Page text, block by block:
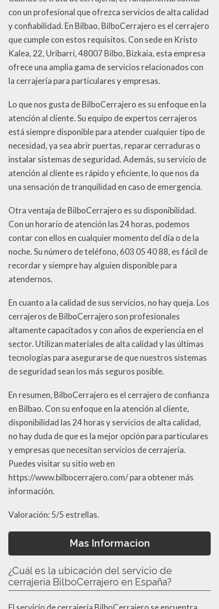
con un profesional que ofrezca servicios de alta calidad
y confiabilidad. En Bilbao, BilboCerrajero es el cerrajero
que cumple con estos requisitos. Con sede en Kristo
Kalea, 22, Uribarri, 48007 Bilbo, Bizkaia, esta empresa
ofrece una amplia gama de servicios relacionados con
la cerrajería para particulares y empresas.
Lo que nos gusta de BilboCerrajero es su enfoque en la
atención al cliente. Su equipo de expertos cerrajeros
está siempre disponible para atender cualquier tipo de
necesidad, ya sea abrir puertas, reparar cerraduras o
instalar sistemas de seguridad. Además, su servicio de
atención al cliente es rápido y eficiente, lo que nos da
una sensación de tranquilidad en caso de emergencia.
Otra ventaja de BilboCerrajero es su disponibilidad.
Con un horario de atención las 24 horas, podemos
contar con ellos en cualquier momento del día o de la
noche. Su número de teléfono, 603 05 40 88, es fácil de
recordar y siempre hay alguien disponible para
atendernos.
En cuanto a la calidad de sus servicios, no hay queja. Los
cerrajeros de BilboCerrajero son profesionales
altamente capacitados y con años de experiencia en el
sector. Utilizan materiales de alta calidad y las últimas
tecnologías para asegurarse de que nuestros sistemas
de seguridad sean los más seguros posible.
En resumen, BilboCerrajero es el cerrajero de confianza
en Bilbao. Con su enfoque en la atención al cliente,
disponibilidad las 24 horas y servicios de alta calidad,
no hay duda de que es la mejor opción para particulares
y empresas que necesitan servicios de cerrajería.
Puedes visitar su sitio web en
https://www.bilbocerrajero.com/ para obtener más
información.
Valoración: 5/5 estrellas.
Mas Informacion
¿Cuál es la ubicación del servicio de
cerrajería BilboCerrajero en España?